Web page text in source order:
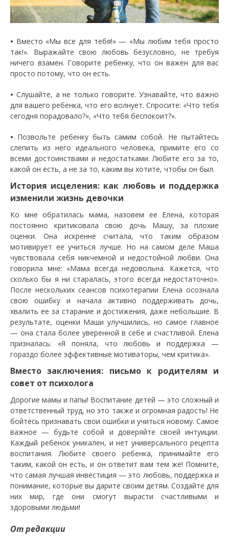
• Вместо «Мы все для тебя!» — «Мы любим тебя просто
так!». Выражайте свою любовь безусловно, не требуя
ничего взамен. Говорите ребенку, что он важен для вас
просто потому, что он есть.
• Слушайте, а не только говорите. Узнавайте, что важно
для вашего ребенка, что его волнует. Спросите: «Что тебя
сегодня порадовало?», «Что тебя беспокоит?».
• Позвольте ребенку быть самим собой. Не пытайтесь
слепить из него идеального человека, примите его со
всеми достоинствами и недостатками. Любите его за то,
какой он есть, а не за то, каким вы хотите, чтобы он был.
История исцеления: как любовь и поддержка
изменили жизнь девочки
Ко мне обратилась мама, назовем ее Елена, которая
постоянно критиковала свою дочь Машу, за плохие
оценки. Она искренне считала, что таким образом
мотивирует ее учиться лучше. Но на самом деле Маша
чувствовала себя никчемной и недостойной любви. Она
говорила мне: «Мама всегда недовольна. Кажется, что
сколько бы я ни старалась, этого всегда недостаточно».
После нескольких сеансов психотерапии Елена осознала
свою ошибку и начала активно поддерживать дочь,
хвалить ее за старание и достижения, даже небольшие. В
результате, оценки Маши улучшились, но самое главное
— она стала более уверенной в себе и счастливой. Елена
призналась: «Я поняла, что любовь и поддержка —
гораздо более эффективные мотиваторы, чем критика».
Вместо заключения: письмо к родителям и
совет от психолога
Дорогие мамы и папы! Воспитание детей — это сложный и
ответственный труд, но это также и огромная радость! Не
бойтесь признавать свои ошибки и учиться новому. Самое
важное — будьте собой и доверяйте своей интуиции.
Каждый ребенок уникален, и нет универсального рецепта
воспитания. Любите своего ребенка, принимайте его
таким, какой он есть, и он ответит вам тем же! Помните,
что самая лучшая инвестиция — это любовь, поддержка и
понимание, которые вы дарите своим детям. Создайте для
них мир, где они смогут вырасти счастливыми и
здоровыми людьми!
От редакции